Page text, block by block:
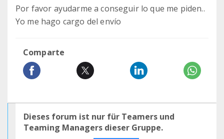
Por favor ayudarme a conseguir lo que me piden..
Yo me hago cargo del envío
Comparte
Dieses forum ist nur für Teamers und
Teaming Managers dieser Gruppe.